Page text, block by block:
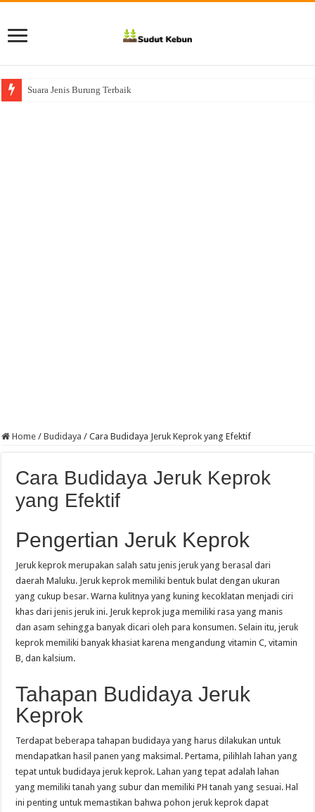
Suara Jenis Burung Terbaik
Home / Budidaya / Cara Budidaya Jeruk Keprok yang Efektif
Cara Budidaya Jeruk Keprok
yang Efektif
Pengertian Jeruk Keprok
Jeruk keprok merupakan salah satu jenis jeruk yang berasal dari
daerah Maluku. Jeruk keprok memiliki bentuk bulat dengan ukuran
yang cukup besar. Warna kulitnya yang kuning kecoklatan menjadi ciri
khas dari jenis jeruk ini. Jeruk keprok juga memiliki rasa yang manis
dan asam sehingga banyak dicari oleh para konsumen. Selain itu, jeruk
keprok memiliki banyak khasiat karena mengandung vitamin C, vitamin
B, dan kalsium.
Tahapan Budidaya Jeruk
Keprok
Terdapat beberapa tahapan budidaya yang harus dilakukan untuk
mendapatkan hasil panen yang maksimal. Pertama, pilihlah lahan yang
tepat untuk budidaya jeruk keprok. Lahan yang tepat adalah lahan
yang memiliki tanah yang subur dan memiliki PH tanah yang sesuai. Hal
ini penting untuk memastikan bahwa pohon jeruk keprok dapat